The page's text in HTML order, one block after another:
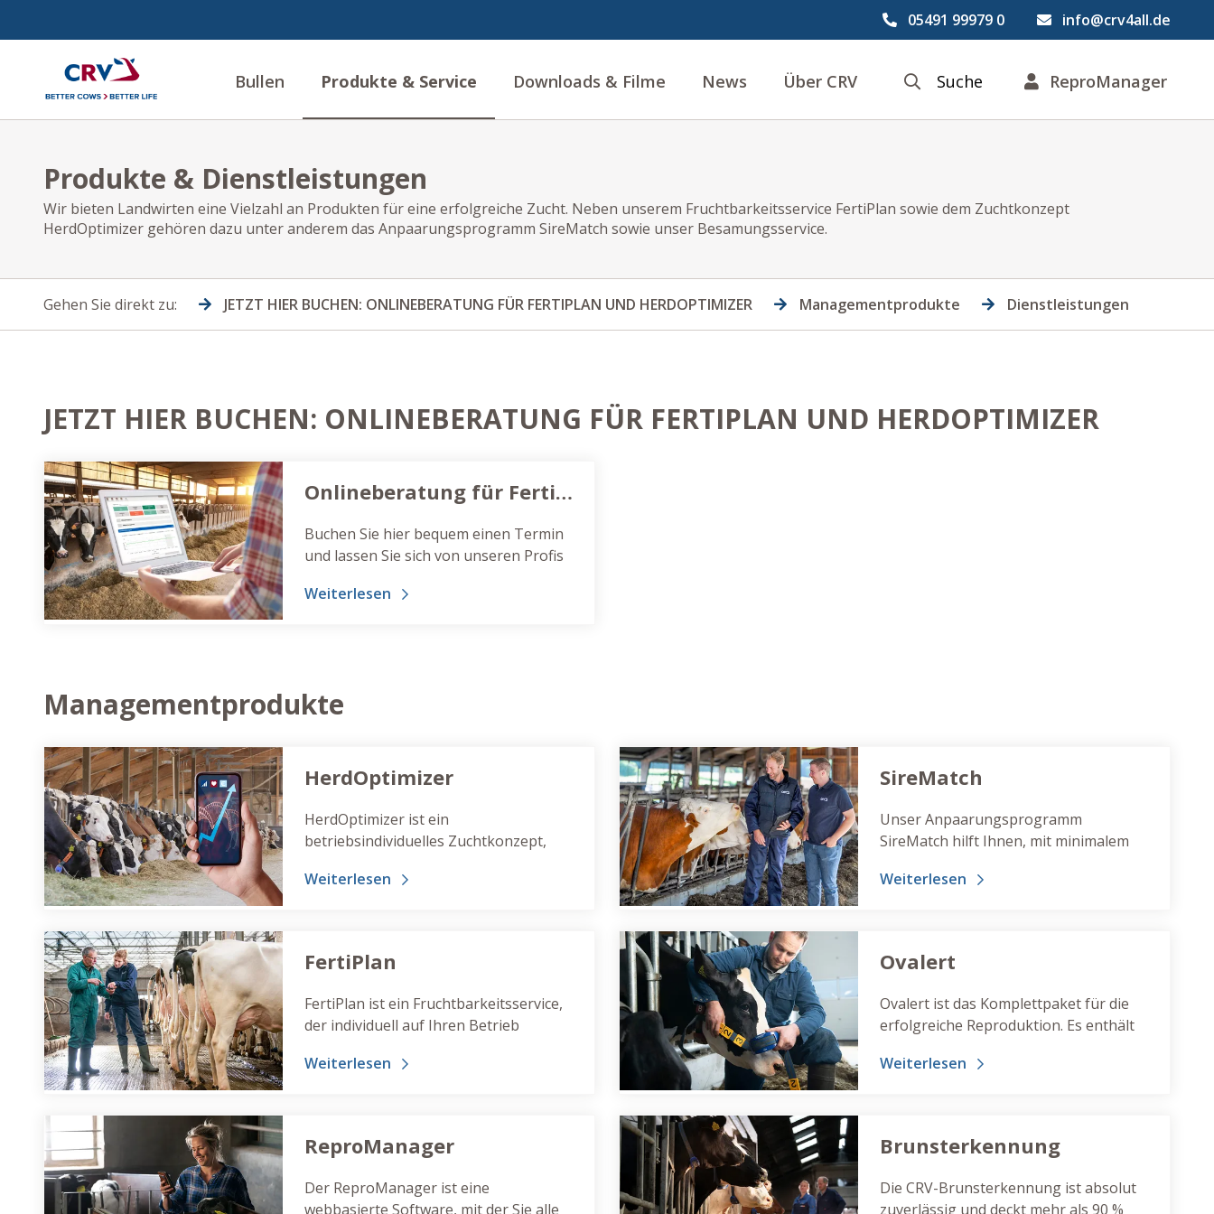
05491 99979 0 info@crv4all.de
Bullen Produkte & Service Downloads & Filme News Über CRV Suche ReproManager
Produkte & Dienstleistungen
Wir bieten Landwirten eine Vielzahl an Produkten für eine erfolgreiche Zucht. Neben unserem Fruchtbarkeitsservice FertiPlan sowie dem Zuchtkonzept
HerdOptimizer gehören dazu unter anderem das Anpaarungsprogramm SireMatch sowie unser Besamungsservice.
Gehen Sie direkt zu: JETZT HIER BUCHEN: ONLINEBERATUNG FÜR FERTIPLAN UND HERDOPTIMIZER Managementprodukte Dienstleistungen
JETZT HIER BUCHEN: ONLINEBERATUNG FÜR FERTIPLAN UND HERDOPTIMIZER
Onlineberatung für FertiPlan und Herdoptimizer
Buchen Sie hier bequem einen Termin
und lassen Sie sich von unseren Profis
Weiterlesen
Managementprodukte
HerdOptimizer
HerdOptimizer ist ein
betriebsindividuelles Zuchtkonzept,
einfach ihr Zuchtziel zu erreichen.
Weiterlesen
SireMatch
Unser Anpaarungsprogramm
SireMatch hilft Ihnen, mit minimalem
Herde zu erzielen.
Weiterlesen
FertiPlan
FertiPlan ist ein Fruchtbarkeitsservice,
der individuell auf Ihren Betrieb
kommt hierfür zu regelmäßigen
Weiterlesen
Ovalert
Ovalert ist das Komplettpaket für die
erfolgreiche Reproduktion. Es enthält
Besamungsservice, FertiPlan,
Weiterlesen
ReproManager
Der ReproManager ist eine
webbasierte Software, mit der Sie alle
Brunsterkennung
Die CRV-Brunsterkennung ist absolut
zuverlässig und deckt mehr als 90 %